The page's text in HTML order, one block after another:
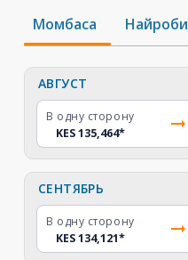
Момбаса Найроби
АВГУСТ
В одну сторону
KES 135,464*
СЕНТЯБРЬ
В одну сторону
KES 134,121*